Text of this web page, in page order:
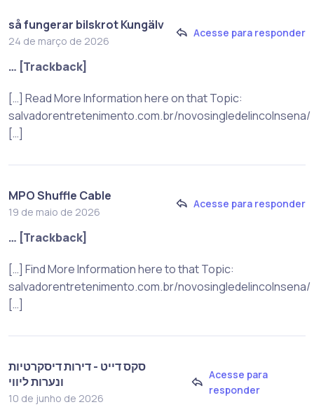
så fungerar bilskrot Kungälv
24 de março de 2026
Acesse para responder
… [Trackback]
[…] Read More Information here on that Topic:
salvadorentretenimento.com.br/novosingledelincolnsena/
[…]
MPO Shuffle Cable
19 de maio de 2026
Acesse para responder
… [Trackback]
[…] Find More Information here to that Topic:
salvadorentretenimento.com.br/novosingledelincolnsena/
[…]
סקס דייט - דירות דיסקרטיות
ונערות ליווי
10 de junho de 2026
Acesse para
responder